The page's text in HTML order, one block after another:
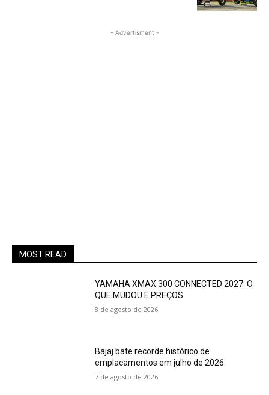
- Advertisment -
MOST READ
YAMAHA XMAX 300 CONNECTED 2027: O
QUE MUDOU E PREÇOS
8 de agosto de 2026
Bajaj bate recorde histórico de
emplacamentos em julho de 2026
7 de agosto de 2026